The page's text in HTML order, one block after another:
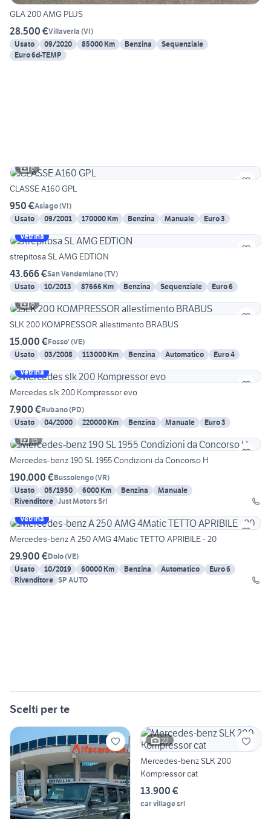
GLA 200 AMG PLUS
28.500 €Villaverla (VI)
Usato
09/2020 85000 Km Benzina
Sequenziale
Euro 6d-TEMP
6
CLASSE A160 GPL
950 €Asiago(VI)
Usato
09/2001 170000 Km Benzina Manuale
Euro 3
Vetrina
strepitosa SL AMG EDTION
43.666 €San Vendemiano(TV)
Usato
10/2013 87666 Km Benzina Sequenziale
Euro 6
6
SLK 200 KOMPRESSOR allestimento BRABUS
15.000 €Fosso' (VE)
Usato
03/2008 113000 Km Benzina Automatico
Euro 4
Vetrina
Mercedes slk 200 Kompressor evo
7.900 €Rubano(PD)
Usato
04/2000 220000 Km Benzina Manuale
Euro 3
15
Mercedes-benz 190 SL 1955 Condizioni da Concorso H
190.000 €Bussolengo(VR)
Usato
05/1950 6000 Km Benzina
Manuale
Rivenditore Just Motors Srl
Vetrina
Mercedes-benz A 250 AMG 4Matic TETTO APRIBILE - 20
29.900 €Dolo(VE)
Usato
10/2019 60000 Km Benzina Automatico
Euro 6
Rivenditore SP AUTO
Scelti per te
22
Mercedes-benz SLK 200
Kompressor cat
13.900 €
car village srl